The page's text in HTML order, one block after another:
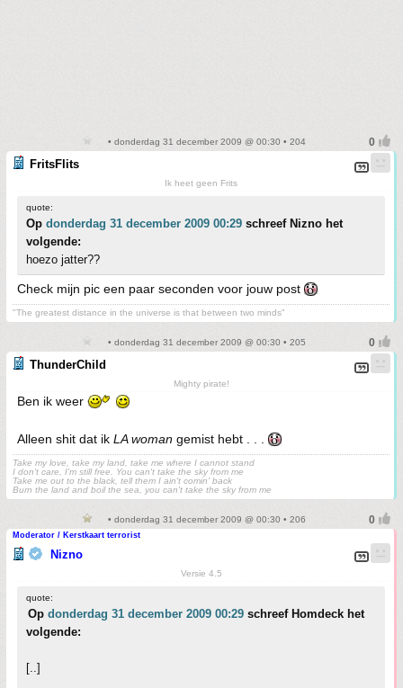
• donderdag 31 december 2009 @ 00:30 • 204
FritsFlits
Ik heet geen Frits
quote:
Op donderdag 31 december 2009 00:29 schreef Nizno het
volgende:
hoezo jatter??
Check mijn pic een paar seconden voor jouw post
"The greatest distance in the universe is that between two minds"
• donderdag 31 december 2009 @ 00:30 • 205
ThunderChild
Mighty pirate!
Ben ik weer
Alleen shit dat ik LA woman gemist hebt . . .
Take my love, take my land, take me where I cannot stand
I don't care, I'm still free. You can't take the sky from me
Take me out to the black, tell them I ain't comin' back
Burn the land and boil the sea, you can't take the sky from me
• donderdag 31 december 2009 @ 00:30 • 206
Moderator / Kerstkaart terrorist
Nizno
Versie 4.5
quote:
Op donderdag 31 december 2009 00:29 schreef Homdeck het
volgende:
[..]